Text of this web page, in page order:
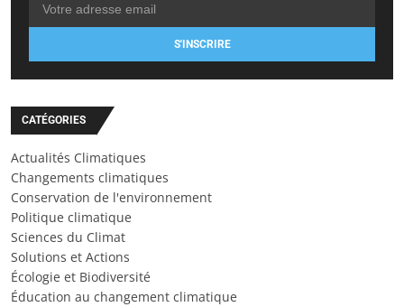
S'INSCRIRE
CATÉGORIES
Actualités Climatiques
Changements climatiques
Conservation de l'environnement
Politique climatique
Sciences du Climat
Solutions et Actions
Écologie et Biodiversité
Éducation au changement climatique